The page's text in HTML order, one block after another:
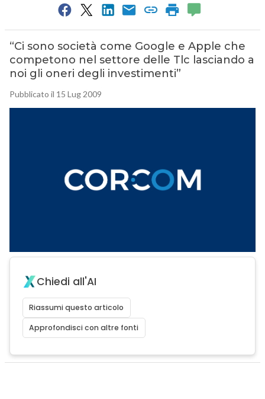
“Ci sono società come Google e Apple che
competono nel settore delle Tlc lasciando a
noi gli oneri degli investimenti”
Pubblicato il 15 Lug 2009
Chiedi all'AI
Riassumi questo articolo
Approfondisci con altre fonti